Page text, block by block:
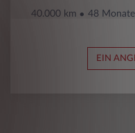
40.000 km 48 Monate
EIN